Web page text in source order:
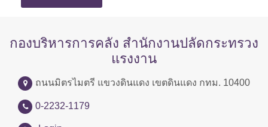
กองบริหารการคลัง สำนักงานปลัดกระทรวง
แรงงาน
ถนนมิตรไมตรี แขวงดินแดง เขตดินแดง กทม. 10400
0-2232-1179